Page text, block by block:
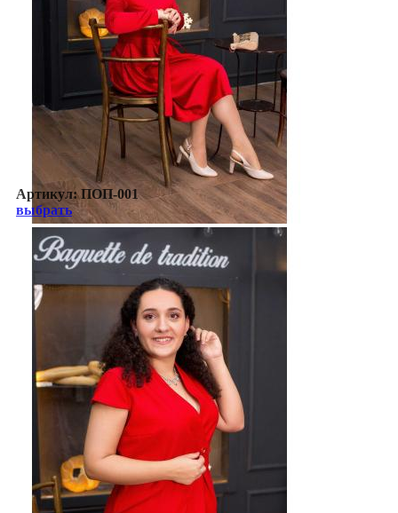
Артикул:ПОП-001
выбрать